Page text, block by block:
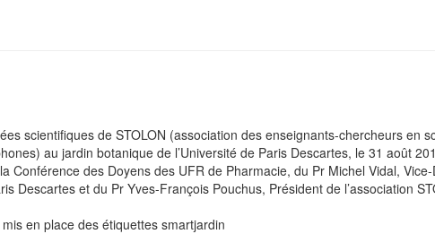
scientifiques de STOLON (association des enseignants-chercheurs en
au jardin botanique de l’Université de Paris Descartes, le 31 août
Conférence des Doyens des UFR de Pharmacie, du Pr Michel Vidal, Vice-
Descartes et du Pr Yves-François Pouchus, Président de l’association
en place des étiquettes smartjardin